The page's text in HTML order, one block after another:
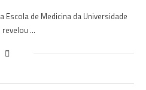
Escola de Medicina da Universidade
revelou …